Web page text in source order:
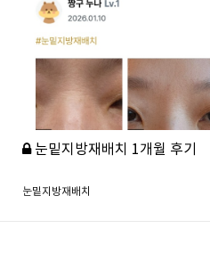
눈밑지방재배치 1개월 후기
눈밑지방재배치